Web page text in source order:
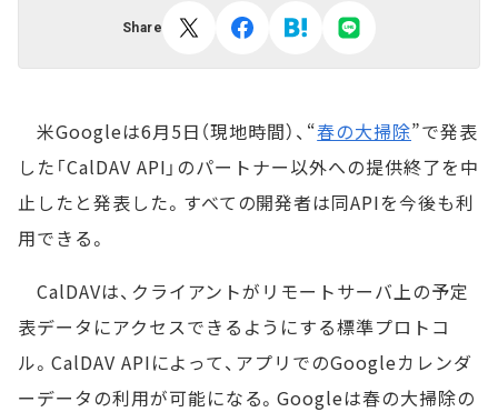
Share
米Googleは6月5日（現地時間）、“春の大掃除”で発表
した「CalDAV API」のパートナー以外への提供終了を中
止したと発表した。すべての開発者は同APIを今後も利
用できる。
CalDAVは、クライアントがリモートサーバ上の予定
表データにアクセスできるようにする標準プロトコ
ル。CalDAV APIによって、アプリでのGoogleカレンダ
ーデータの利用が可能になる。Googleは春の大掃除の